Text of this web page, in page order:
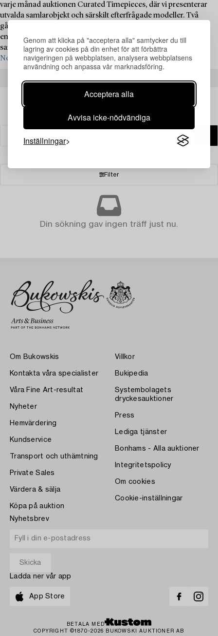
Genom att klicka på "acceptera alla" samtycker du till
lagring av cookies på din enhet för att förbättra
navigeringen på webbplatsen, analysera webbplatsens
användning och anpassa vår marknadsföring.
Acceptera alla
Avvisa icke-nödvändiga
Inställningar
varje månad auktionen Curated Timepieces, där vi presenterar
utvalda samlarobjekt och särskilt efterfrågade modeller. Två
gånger per år genomför vi liveauktionen Important Timepieces,
en auktion dedikerad till de mest åtråvärda och exklusiva
samlarklockorna.Kontakta våra specialister idag för att sälja på
Nordens ledande auktionshus ›
Filter
Din sökning gav ingen träff just nu.
Om Bukowskis
Kontakta våra specialister
Våra Fine Art-resultat
Nyheter
Hemvärdering
Kundservice
Transport och uthämtning
Private Sales
Värdera & sälja
Köpa på auktion
Villkor
Bukipedia
Systembolagets
dryckesauktioner
Press
Lediga tjänster
Bonhams - Alla auktioner
Integritetspolicy
Om cookies
Cookie-inställningar
Nyhetsbrev
Ladda ner vår app
App Store
BETALA MED
COPYRIGHT ©1870-2026 BUKOWSKI AUKTIONER AB